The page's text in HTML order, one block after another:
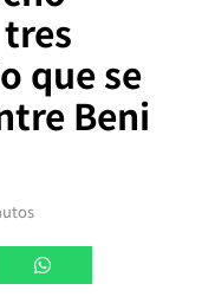
que se
Beni